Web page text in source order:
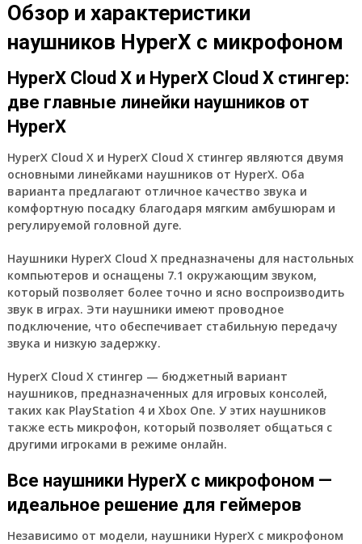
Обзор и характеристики
наушников HyperX с микрофоном
HyperX Cloud Х и HyperX Cloud Х стингер:
две главные линейки наушников от
HyperX
HyperX Cloud Х и HyperX Cloud Х стингер являются двумя
основными линейками наушников от HyperX. Оба
варианта предлагают отличное качество звука и
комфортную посадку благодаря мягким амбушюрам и
регулируемой головной дуге.
Наушники HyperX Cloud Х предназначены для настольных
компьютеров и оснащены 7.1 окружающим звуком,
который позволяет более точно и ясно воспроизводить
звук в играх. Эти наушники имеют проводное
подключение, что обеспечивает стабильную передачу
звука и низкую задержку.
HyperX Cloud Х стингер — бюджетный вариант
наушников, предназначенных для игровых консолей,
таких как PlayStation 4 и Xbox One. У этих наушников
также есть микрофон, который позволяет общаться с
другими игроками в режиме онлайн.
Все наушники HyperX с микрофоном —
идеальное решение для геймеров
Независимо от модели, наушники HyperX с микрофоном